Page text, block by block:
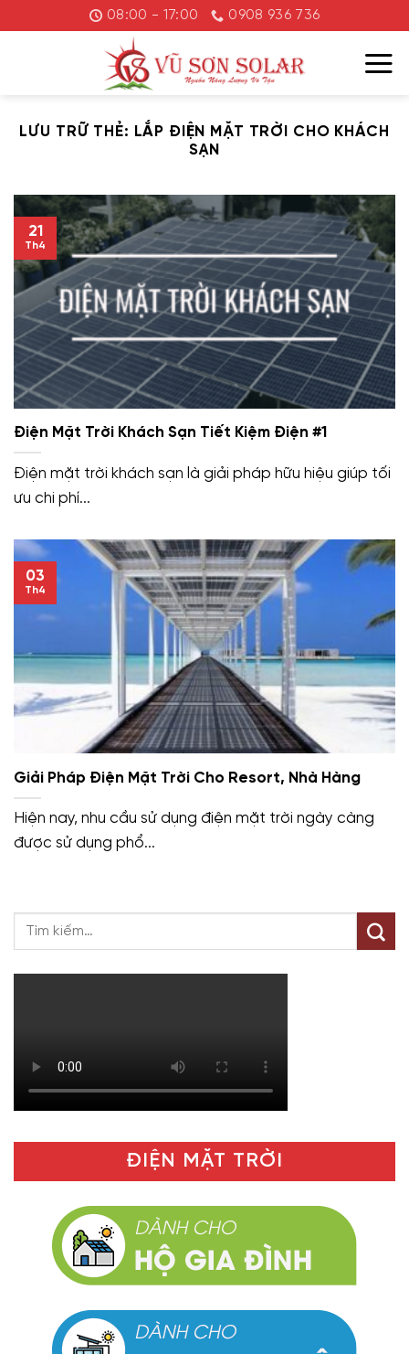
đến
08:00 - 17:00 0908 936 736
LƯU TRỮ THẺ: LẮP ĐIỆN MẶT TRỜI CHO KHÁCH
SẠN
Điện Mặt Trời Khách Sạn Tiết Kiệm Điện #1
Điện mặt trời khách sạn là giải pháp hữu hiệu giúp tối
ưu chi phí...
21
Th4
Giải Pháp Điện Mặt Trời Cho Resort, Nhà Hàng
Hiện nay, nhu cầu sử dụng điện mặt trời ngày càng
được sử dụng phổ...
03
Th4
ĐIỆN MẶT TRỜI